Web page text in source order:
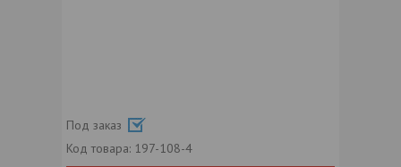
Под заказ
Код товара: 197-108-4